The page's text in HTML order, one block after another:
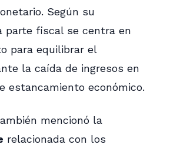
Según su
parte fiscal se centra en
para equilibrar el
la caída de ingresos en
estancamiento económico.
mencionó la
relacionada con los